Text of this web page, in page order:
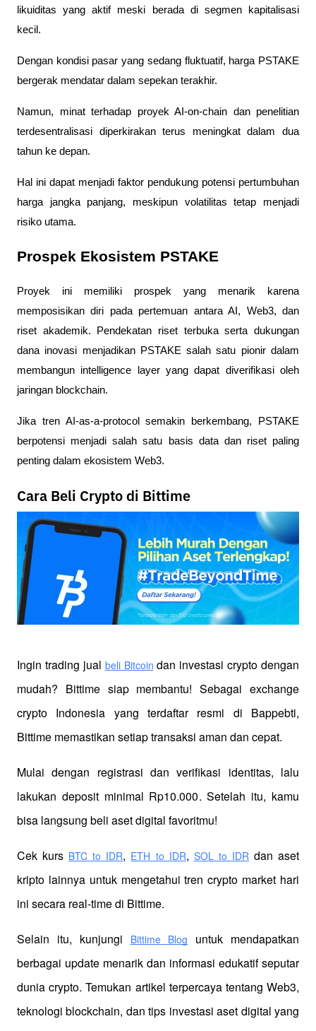
likuiditas yang aktif meski berada di segmen kapitalisasi
kecil.
Dengan kondisi pasar yang sedang fluktuatif, harga PSTAKE
bergerak mendatar dalam sepekan terakhir.
Namun, minat terhadap proyek AI-on-chain dan penelitian
terdesentralisasi diperkirakan terus meningkat dalam dua
tahun ke depan.
Hal ini dapat menjadi faktor pendukung potensi pertumbuhan
harga jangka panjang, meskipun volatilitas tetap menjadi
risiko utama.
Prospek Ekosistem PSTAKE
Proyek ini memiliki prospek yang menarik karena
memposisikan diri pada pertemuan antara AI, Web3, dan
riset akademik. Pendekatan riset terbuka serta dukungan
dana inovasi menjadikan PSTAKE salah satu pionir dalam
membangun intelligence layer yang dapat diverifikasi oleh
jaringan blockchain.
Jika tren AI-as-a-protocol semakin berkembang, PSTAKE
berpotensi menjadi salah satu basis data dan riset paling
penting dalam ekosistem Web3.
Cara Beli Crypto di Bittime
Ingin trading jual beli Bitcoin dan investasi crypto dengan
mudah? Bittime siap membantu! Sebagai exchange
crypto Indonesia yang terdaftar resmi di Bappebti,
Bittime memastikan setiap transaksi aman dan cepat.
Mulai dengan registrasi dan verifikasi identitas, lalu
lakukan deposit minimal Rp10.000. Setelah itu, kamu
bisa langsung beli aset digital favoritmu!
Cek kurs BTC to IDR, ETH to IDR, SOL to IDR dan aset
kripto lainnya untuk mengetahui tren crypto market hari
ini secara real-time di Bittime.
Selain itu, kunjungi Bittime Blog
untuk mendapatkan
berbagai update menarik dan informasi edukatif seputar
dunia crypto. Temukan artikel terpercaya tentang Web3,
teknologi blockchain, dan tips investasi aset digital yang